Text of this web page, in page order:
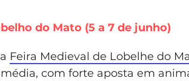
do Mato (5 a 7 de junho)
Feira Medieval de Lobelhe do
com forte aposta em